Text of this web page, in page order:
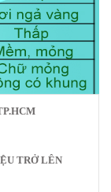
TRỞ LÊN